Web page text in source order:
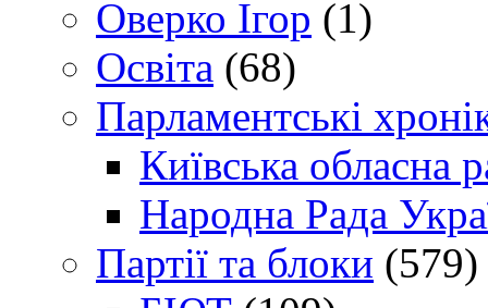
Оверко Ігор (1)
Освіта (68)
Парламентські
Київська обласна
Народна Рада
Партії та блоки (579)